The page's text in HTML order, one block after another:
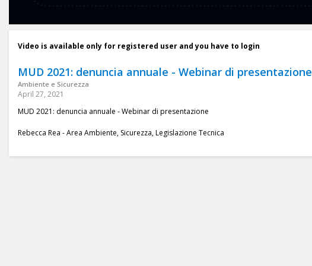
Video is available only for registered user and you have to login
MUD 2021: denuncia annuale - Webinar di presentazione
Ambiente e Sicurezza
April 27, 2021
MUD 2021: denuncia annuale - Webinar di presentazione
Rebecca Rea - Area Ambiente, Sicurezza, Legislazione Tecnica